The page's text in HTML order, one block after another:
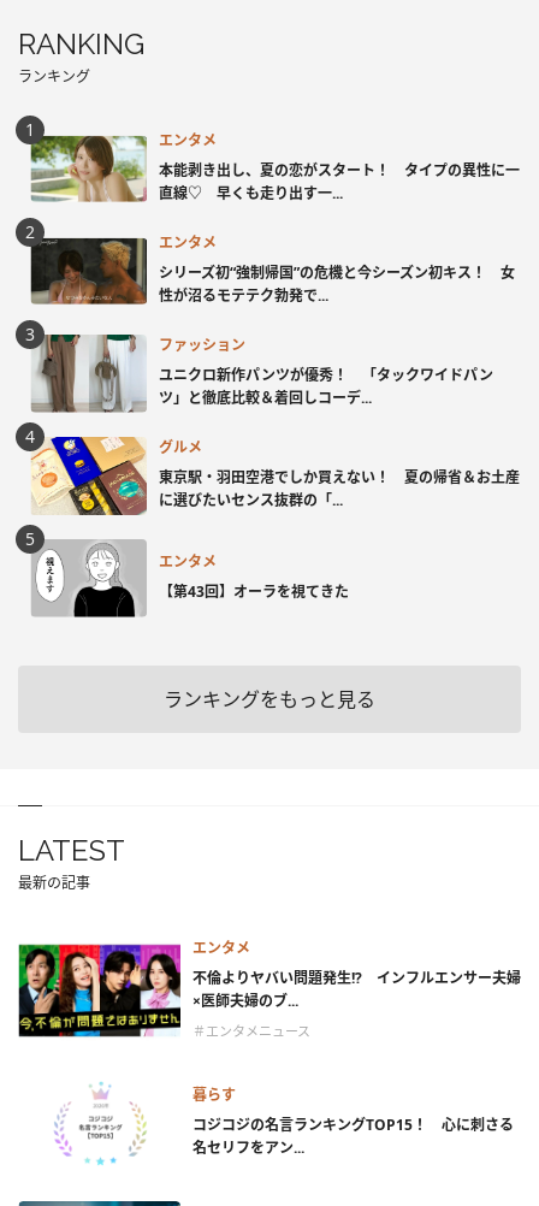
RANKING
ランキング
エンタメ
本能剥き出し、夏の恋がスタート！ タイプの異性に一
直線♡ 早くも走り出す一...
エンタメ
シリーズ初“強制帰国”の危機と今シーズン初キス！ 女
性が沼るモテテク勃発で...
ファッション
ユニクロ新作パンツが優秀！ 「タックワイドパン
ツ」と徹底比較＆着回しコーデ...
グルメ
東京駅・羽田空港でしか買えない！ 夏の帰省＆お土産
に選びたいセンス抜群の「...
エンタメ
【第43回】オーラを視てきた
ランキングをもっと見る
LATEST
最新の記事
エンタメ
不倫よりヤバい問題発生!? インフルエンサー夫婦
×医師夫婦のブ...
＃エンタメニュース
暮らす
コジコジの名言ランキングTOP15！ 心に刺さる
名セリフをアン...